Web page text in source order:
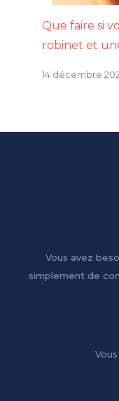
Que faire si
robinet et
14 décembre
Vous avez
simplement de